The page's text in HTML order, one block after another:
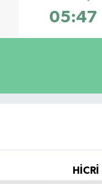
05:47
HİCRİ